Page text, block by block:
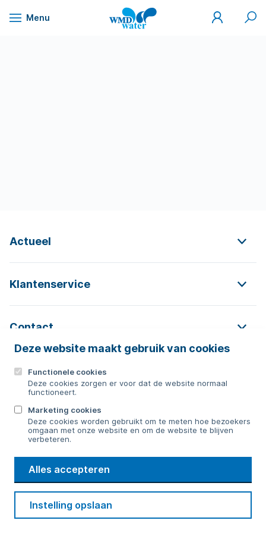
Naar
Deze website maakt gebruik van cookies
Functionele cookies
Deze cookies zorgen er voor dat de website normaal
functioneert.
Marketing cookies
Deze cookies worden gebruikt om te meten hoe bezoekers
omgaan met onze website en om de website te blijven
verbeteren.
Alles accepteren
Instelling opslaan
Menu
WMD
Drinkwater
Mijn
WMD
Zoek
Actueel
Klantenservice
Contact
Contact
Bericht sturen
WMD
Drinkwater
Cookie voorkeuren
Privacy Disclaimer